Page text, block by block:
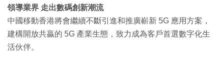
領導業界 走出數碼創新潮流
中國移動香港將會繼續不斷引進和推廣嶄新 5G 應用方案，
建構開放共贏的 5G 產業生態，致力成為客戶首選數字化生
活伙伴。